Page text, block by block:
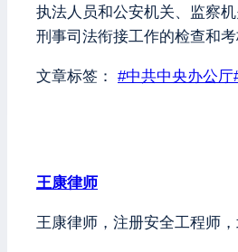
执法人员和公安机关、监察
刑事司法衔接工作的检查和
文章标签： #中共中央办公厅
王康律师
王康律师，注册安全工程师